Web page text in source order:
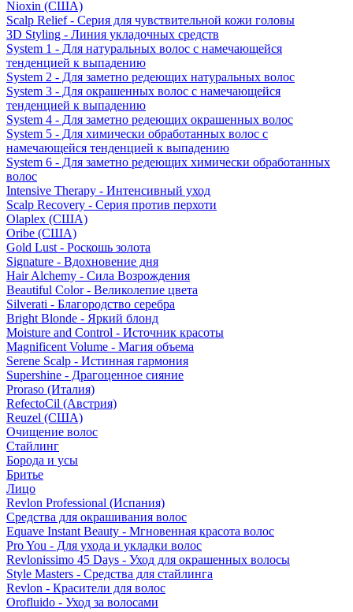
Nioxin (США)
Scalp Relief - Серия для чувствительной кожи головы
3D Styling - Линия укладочных средств
System 1 - Для натуральных волос с намечающейся
тенденцией к выпадению
System 2 - Для заметно редеющих натуральных волос
System 3 - Для окрашенных волос с намечающейся
тенденцией к выпадению
System 4 - Для заметно редеющих окрашенных волос
System 5 - Для химически обработанных волос с
намечающейся тенденцией к выпадению
System 6 - Для заметно редеющих химически обработанных
волос
Intensive Therapy - Интенсивный уход
Scalp Recovery - Серия против перхоти
Olaplex (США)
Oribe (США)
Gold Lust - Роскошь золота
Signature - Вдохновение дня
Hair Alchemy - Сила Возрождения
Beautiful Color - Великолепие цвета
Silverati - Благородство серебра
Bright Blonde - Яркий блонд
Moisture and Control - Источник красоты
Magnificent Volume - Магия объема
Serene Scalp - Истинная гармония
Supershine - Драгоценное сияние
Proraso (Италия)
RefectoCil (Австрия)
Reuzel (США)
Очищение волос
Стайлинг
Борода и усы
Бритье
Лицо
Revlon Professional (Испания)
Средства для окрашивания волос
Equave Instant Beauty - Мгновенная красота волос
Pro You - Для ухода и укладки волос
Revlonissimo 45 Days - Уход для окрашенных волосы
Style Masters - Средства для стайлинга
Revlon - Красители для волос
Orofluido - Уход за волосами